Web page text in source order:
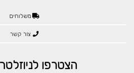
משלוחים
צור קשר
הצטרפו